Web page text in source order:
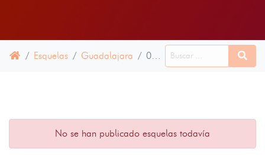
Esquelas Guadalajara 04 OCTUBRE 2025
No se han publicado esquelas todavía